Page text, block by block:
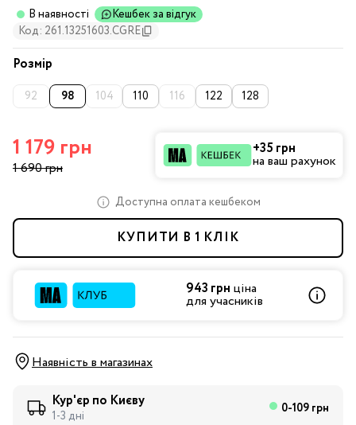
В наявності
Кешбек за відгук
Код: 261.13251603.CGRE
Розмір
92 98 104 110 116 122 128
1 179 грн
1 690 грн
+35 грн
на ваш рахунок
Доступна оплата кешбеком
КУПИТИ В 1 КЛІК
943 грн ціна
для учасників
Наявність в магазинах
Кур'єр по Києву
1-3 дні 0-109 грн